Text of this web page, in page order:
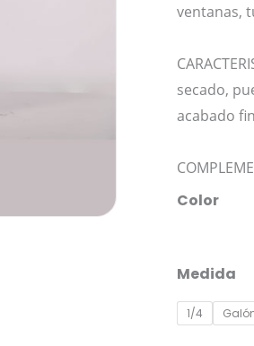
ventanas,
secado,
acabado
Color
Medida
1/4
BLER®
cantidad